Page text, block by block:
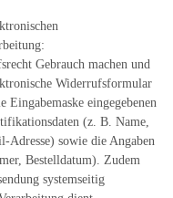
Gebrauch machen und
Widerrufsformular
eingegebenen
(z. B. Name,
sowie die Angaben
Bestelldatum). Zudem
systemseitig